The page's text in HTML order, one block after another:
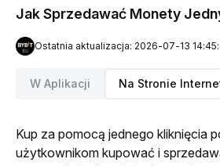
Jak Sprzedawać Monety
Ostatnia aktualizacja: 2026-07-13
W Aplikacji Na Stronie
Kup za pomocą jednego kliknięcia
użytkownikom kupować i